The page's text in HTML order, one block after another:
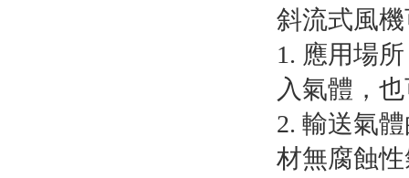
斜流式風
1. 應用場
入氣體，
2. 輸送氣
材無腐蝕